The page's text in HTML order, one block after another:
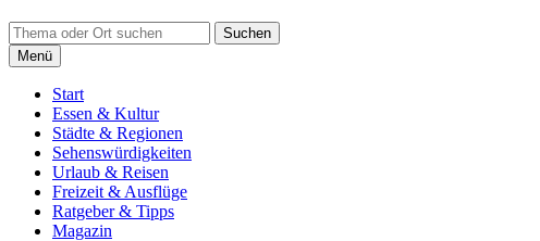
Suchen
Menü
Start
Essen & Kultur
Städte & Regionen
Sehenswürdigkeiten
Urlaub & Reisen
Freizeit & Ausflüge
Ratgeber & Tipps
Magazin